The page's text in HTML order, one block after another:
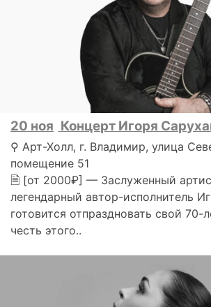
20 ноя Концерт Игоря
⚲ Арт-Холл, г. Владимир, улица
помещение 51
🗎 [от 2000₽] — Заслуженный
легендарный автор-исполнитель
готовится отпраздновать свой
честь этого..